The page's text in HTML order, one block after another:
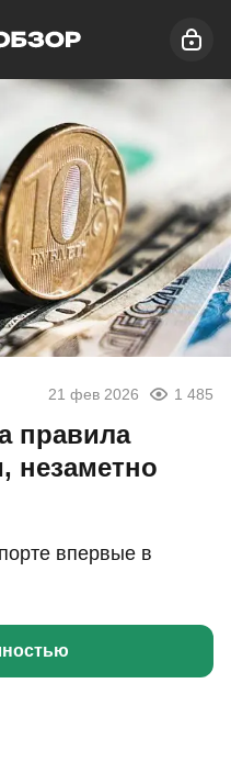
21 фев 2026 1 485
правила
незаметно
впервые в